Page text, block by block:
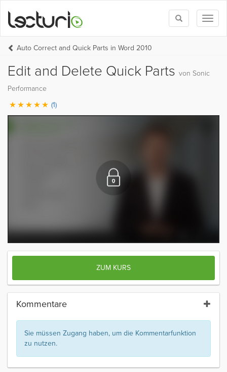
Toggle
search
Auto Correct and Quick Parts in Word 2010
Edit and Delete Quick Parts von Sonic
Performance
(1)
ZUM KURS
Kommentare
Sie müssen Zugang haben, um die Kommentarfunktion
zu nutzen.